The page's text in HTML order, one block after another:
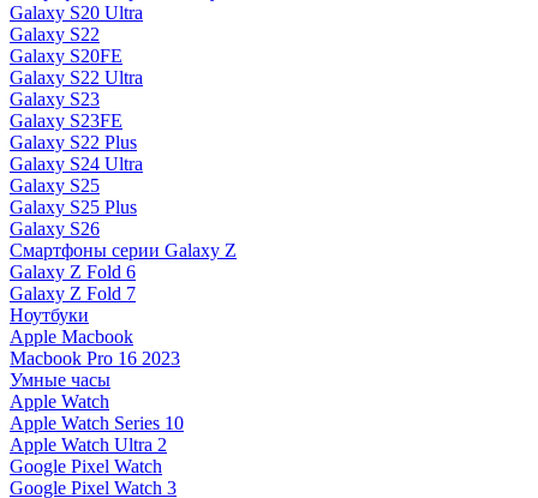
Galaxy S20 Ultra
Galaxy S22
Galaxy S20FE
Galaxy S22 Ultra
Galaxy S23
Galaxy S23FE
Galaxy S22 Plus
Galaxy S24 Ultra
Galaxy S25
Galaxy S25 Plus
Galaxy S26
Смартфоны серии Galaxy Z
Galaxy Z Fold 6
Galaxy Z Fold 7
Ноутбуки
Apple Macbook
Macbook Pro 16 2023
Умные часы
Apple Watch
Apple Watch Series 10
Apple Watch Ultra 2
Google Pixel Watch
Google Pixel Watch 3